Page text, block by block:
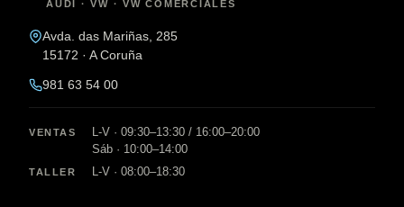
AUDI · VW · VW COMERCIALES
Avda. das Mariñas, 285
15172 · A Coruña
981 63 54 00
VENTAS
L-V · 09:30–13:30 / 16:00–20:00
Sáb · 10:00–14:00
TALLER L-V · 08:00–18:30